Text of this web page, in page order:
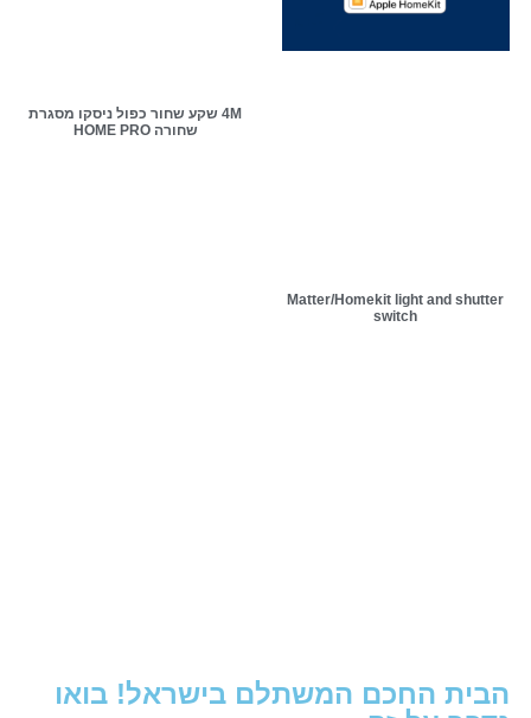
Matter/Homekit light and shutter
switch
4M שקע שחור כפול ניסקו מסגרת
שחורה HOME PRO
הבית החכם המשתלם בישראל! בואו